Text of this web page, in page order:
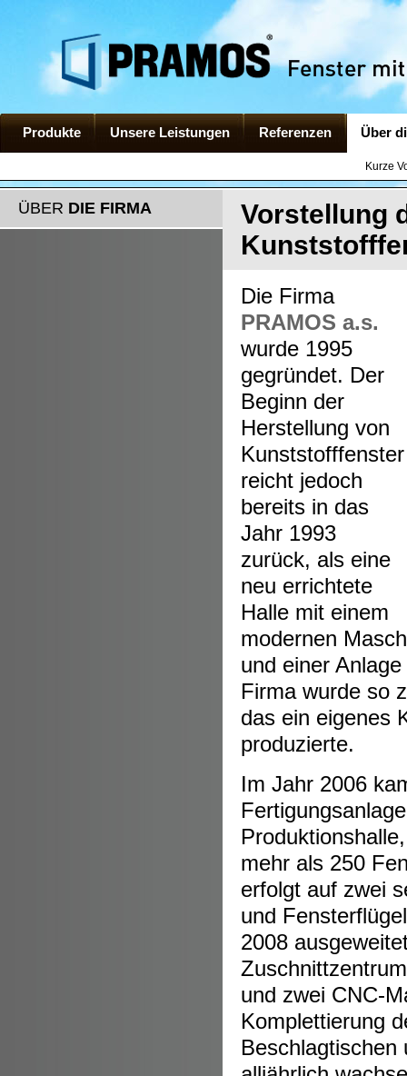
Produkte Unsere Leistungen Referenzen Über
Kurze
ÜBER DIE FIRMA
Vorstellung
Die Firma
PRAMOS a.s.
wurde 1995
gegründet. Der
Beginn der
Herstellung von
Kunststofffenster
reicht jedoch
bereits in das
Jahr 1993
zurück, als eine
neu errichtete
Halle mit einem
modernen
und einer
Firma wurde so
das ein eigenes
produzierte.
Im Jahr 2006
mehr als 250
erfolgt auf zwei
und
2008
und zwei CNC-
Komplettierung
Beschlagtischen